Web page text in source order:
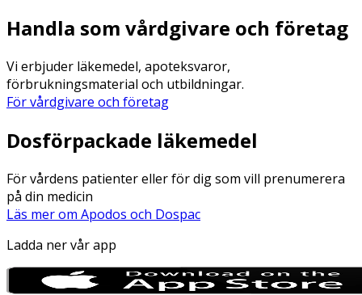
Handla som vårdgivare och företag
Vi erbjuder läkemedel, apoteksvaror,
förbrukningsmaterial och utbildningar.
För vårdgivare och företag
Dosförpackade läkemedel
För vårdens patienter eller för dig som vill prenumerera
på din medicin
Läs mer om Apodos och Dospac
Ladda ner vår app